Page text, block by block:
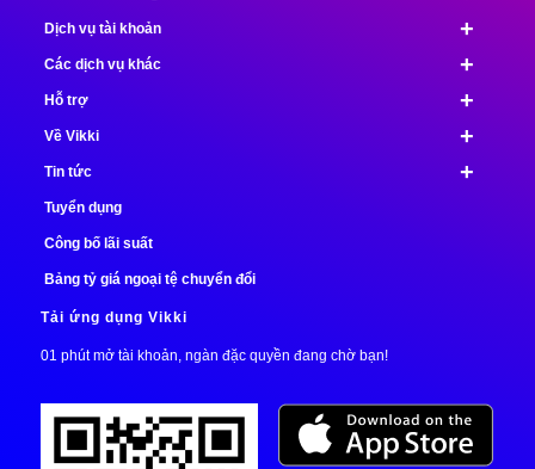
+
Dịch vụ tài khoản
+
Các dịch vụ khác
+
Hỗ trợ
+
Về Vikki
+
Tin tức
Tuyển dụng
Công bố lãi suất
Bảng tỷ giá ngoại tệ chuyển đổi
Tải ứng dụng Vikki
01 phút mở tài khoản, ngàn đặc quyền đang chờ bạn!